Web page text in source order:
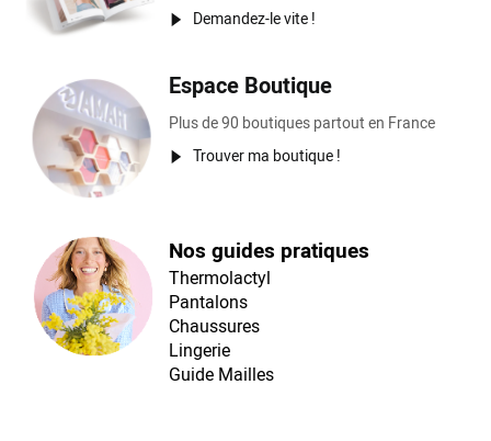
Demandez-le vite !
Espace Boutique
Plus de 90 boutiques partout en France
Trouver ma boutique !
Nos guides pratiques
Thermolactyl
Pantalons
Chaussures
Lingerie
Guide Mailles